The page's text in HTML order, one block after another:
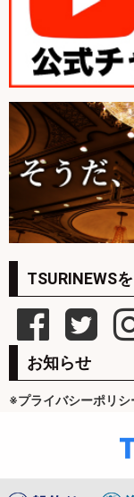
TSURINEWS
お知らせ
※プライバシーポリシ